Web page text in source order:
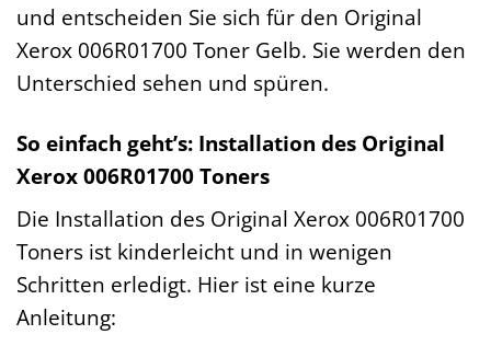
und entscheiden Sie sich für den Original
Xerox 006R01700 Toner Gelb. Sie werden den
Unterschied sehen und spüren.
So einfach geht’s: Installation des Original
Xerox 006R01700 Toners
Die Installation des Original Xerox 006R01700
Toners ist kinderleicht und in wenigen
Schritten erledigt. Hier ist eine kurze
Anleitung: